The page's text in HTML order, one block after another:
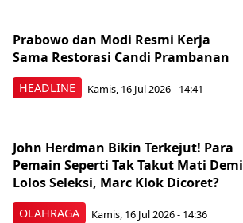
HEADLINE
Prabowo dan Modi Resmi Kerja
Sama Restorasi Candi Prambanan
Kamis, 16 Jul 2026 - 14:41
OLAHRAGA
John Herdman Bikin Terkejut! Para
Pemain Seperti Tak Takut Mati Demi
Lolos Seleksi, Marc Klok Dicoret?
Kamis, 16 Jul 2026 - 14:36